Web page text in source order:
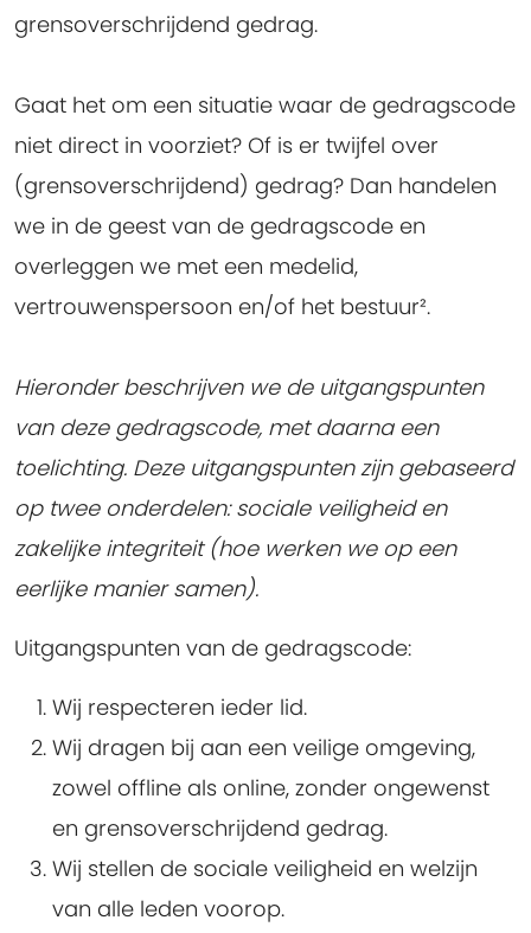
grensoverschrijdend gedrag.
Gaat het om een situatie waar de gedragscode
niet direct in voorziet? Of is er twijfel over
(grensoverschrijdend) gedrag? Dan handelen
we in de geest van de gedragscode en
overleggen we met een medelid,
vertrouwenspersoon en/of het bestuur².
Hieronder beschrijven we de uitgangspunten
van deze gedragscode, met daarna een
toelichting. Deze uitgangspunten zijn gebaseerd
op twee onderdelen: sociale veiligheid en
zakelijke integriteit (hoe werken we op een
eerlijke manier samen).
Uitgangspunten van de gedragscode:
Wij respecteren ieder lid.
Wij dragen bij aan een veilige omgeving,
zowel offline als online, zonder ongewenst
en grensoverschrijdend gedrag.
Wij stellen de sociale veiligheid en welzijn
van alle leden voorop.